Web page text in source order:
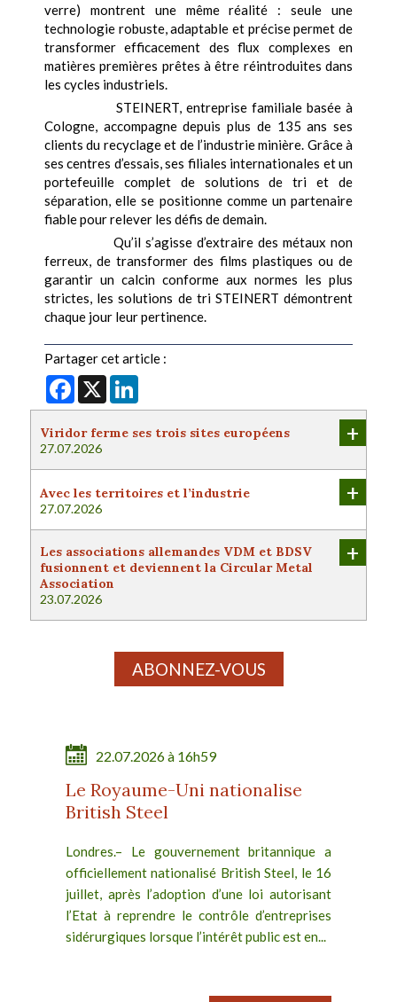
verre) montrent une même réalité : seule une
technologie robuste, adaptable et précise permet de
transformer efficacement des flux complexes en
matières premières prêtes à être réintroduites dans
les cycles industriels.
STEINERT, entreprise familiale basée à
Cologne, accompagne depuis plus de 135 ans ses
clients du recyclage et de l’industrie minière. Grâce à
ses centres d’essais, ses filiales internationales et un
portefeuille complet de solutions de tri et de
séparation, elle se positionne comme un partenaire
fiable pour relever les défis de demain.
Qu’il s’agisse d’extraire des métaux non
ferreux, de transformer des films plastiques ou de
garantir un calcin conforme aux normes les plus
strictes, les solutions de tri STEINERT démontrent
chaque jour leur pertinence.
Partager cet article :
Facebook
X
Viridor ferme ses trois sites européens
27.07.2026
+
Avec les territoires et l’industrie
27.07.2026
+
Les associations allemandes VDM et BDSV
fusionnent et deviennent la Circular Metal
Association
23.07.2026
+
ABONNEZ-VOUS
22.07.2026 à 16h59
Le Royaume-Uni nationalise
British Steel
Londres.– Le gouvernement britannique a
officiellement nationalisé British Steel, le 16
juillet, après l’adoption d’une loi autorisant
l’Etat à reprendre le contrôle d’entreprises
sidérurgiques lorsque l’intérêt public est en...